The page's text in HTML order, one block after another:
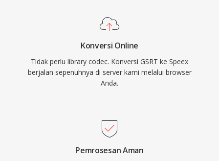
Konversi Online
Tidak perlu library codec. Konversi GSRT ke Speex
berjalan sepenuhnya di server kami melalui browser
Anda.
Pemrosesan Aman